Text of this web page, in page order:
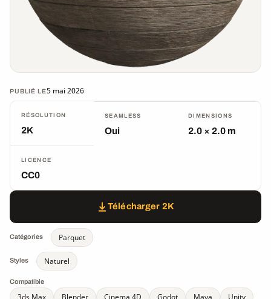
PUBLIÉ LE5 mai 2026
RÉSOLUTION
2K
SEAMLESS
Oui
DIMENSIONS
2.0 × 2.0 m
LICENCE
CC0
Télécharger 2K
Catégories Parquet
Styles Naturel
Compatible
3ds Max Blender Cinema 4D Godot Maya
Unity